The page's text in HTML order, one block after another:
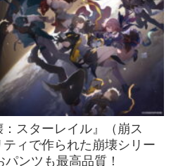
：スターレイル』（崩ス
ィで作られた崩壊シリー
ンツも最高品質！